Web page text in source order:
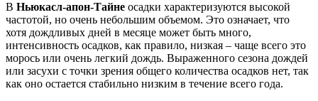
В Ньюкасл-апон-Тайне осадки характеризуются высокой
частотой, но очень небольшим объемом. Это означает, что
хотя дождливых дней в месяце может быть много,
интенсивность осадков, как правило, низкая – чаще всего это
морось или очень легкий дождь. Выраженного сезона дождей
или засухи с точки зрения общего количества осадков нет, так
как оно остается стабильно низким в течение всего года.